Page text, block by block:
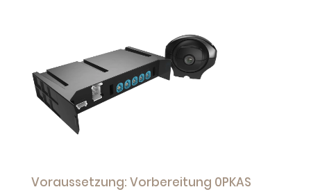
Voraussetzung: Vorbereitung 0PKAS